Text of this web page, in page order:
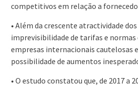
competitivos em relação a
• Além da crescente atractividade
imprevisibilidade de tarifas e normas
empresas internacionais cautelosas
possibilidade de aumentos
• O estudo constatou que, de 2017 a